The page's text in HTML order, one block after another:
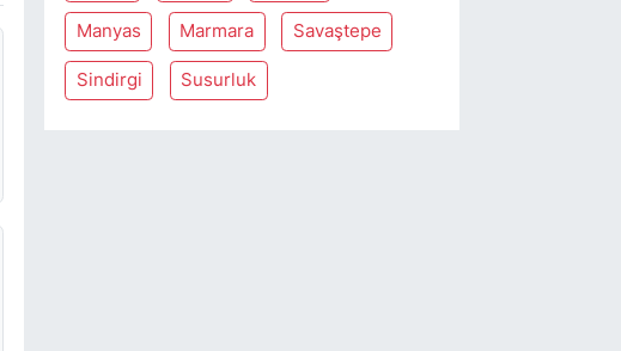
Manyas Marmara Savaştepe
Sindirgi Susurluk